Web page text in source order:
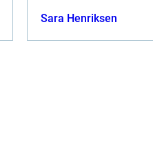
Sara Henriksen